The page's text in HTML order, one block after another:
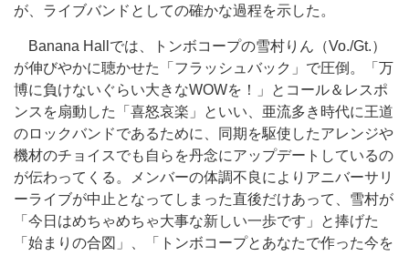
が、ライブバンドとしての確かな過程を示した。
Banana Hallでは、トンボコープの雪村りん（Vo./Gt.）
が伸びやかに聴かせた「フラッシュバック」で圧倒。「万
博に負けないぐらい大きなWOWを！」とコール＆レスポ
ンスを扇動した「喜怒哀楽」といい、亜流多き時代に王道
のロックバンドであるために、同期を駆使したアレンジや
機材のチョイスでも自らを丹念にアップデートしているの
が伝わってくる。メンバーの体調不良によりアニバーサリ
ーライブが中止となってしまった直後だけあって、雪村が
「今日はめちゃめちゃ大事な新しい一歩です」と捧げた
「始まりの合図」、「トンボコープとあなたで作った今を